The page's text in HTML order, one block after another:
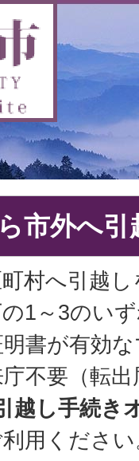
市外へ引
村へ引越
1～3のい
書が有効
不要（転
越し手続
用くださ